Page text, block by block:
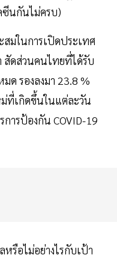
ซีนกันไม่ครบ)
มในการเปิดประเทศ
สัดส่วนคนไทยที่ได้รับ
ด รองลงมา 23.8 %
ที่เกิดขึ้นในแต่ละวัน
การป้องกัน COVID-19
รือไม่อย่างไรกับเป้า